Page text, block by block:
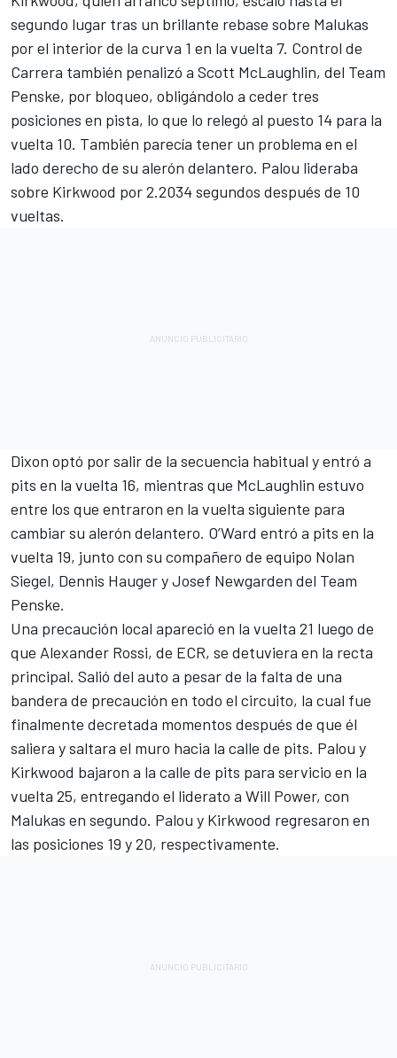
segundo lugar tras un brillante rebase sobre Malukas
por el interior de la curva 1 en la vuelta 7. Control de
Carrera también penalizó a Scott McLaughlin, del Team
Penske, por bloqueo, obligándolo a ceder tres
posiciones en pista, lo que lo relegó al puesto 14 para la
vuelta 10. También parecía tener un problema en el
lado derecho de su alerón delantero. Palou lideraba
sobre Kirkwood por 2.2034 segundos después de 10
vueltas.
Dixon optó por salir de la secuencia habitual y entró a
pits en la vuelta 16, mientras que McLaughlin estuvo
entre los que entraron en la vuelta siguiente para
cambiar su alerón delantero. O’Ward entró a pits en la
vuelta 19, junto con su compañero de equipo Nolan
Siegel, Dennis Hauger y Josef Newgarden del Team
Penske.
Una precaución local apareció en la vuelta 21 luego de
que Alexander Rossi, de ECR, se detuviera en la recta
principal. Salió del auto a pesar de la falta de una
bandera de precaución en todo el circuito, la cual fue
finalmente decretada momentos después de que él
saliera y saltara el muro hacia la calle de pits. Palou y
Kirkwood bajaron a la calle de pits para servicio en la
vuelta 25, entregando el liderato a Will Power, con
Malukas en segundo. Palou y Kirkwood regresaron en
las posiciones 19 y 20, respectivamente.